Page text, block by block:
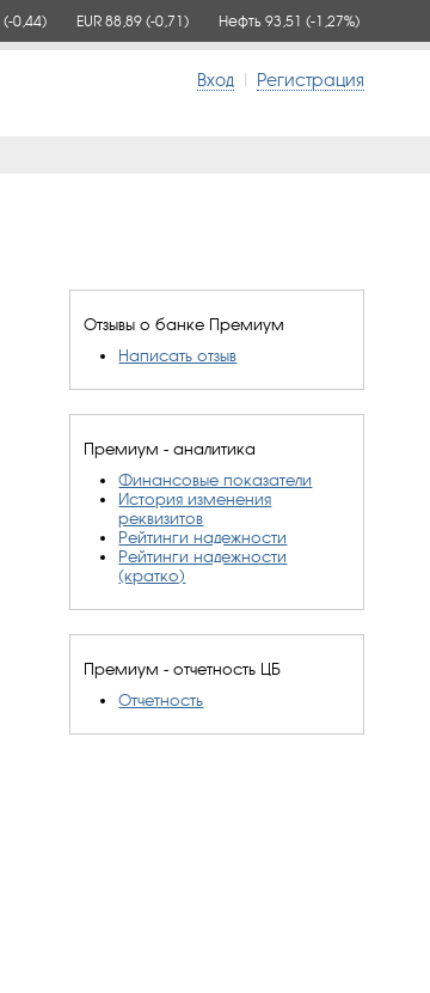
(-0,44) EUR 88,89 (-0,71) Нефть 93,51 (-1,27%)
Вход | Регистрация
Отзывы о банке Премиум
Написать отзыв
Премиум - аналитика
Финансовые показатели
История изменения
реквизитов
Рейтинги надежности
Рейтинги надежности
(кратко)
Премиум - отчетность ЦБ
Отчетность